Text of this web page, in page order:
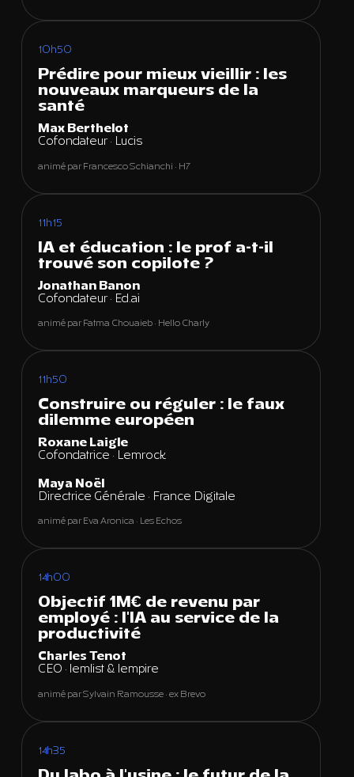
10h50
Prédire pour mieux vieillir : les
nouveaux marqueurs de la
santé
Max Berthelot
Cofondateur · Lucis
animé par Francesco Schianchi · H7
11h15
IA et éducation : le prof a-t-il
trouvé son copilote ?
Jonathan Banon
Cofondateur · Ed.ai
animé par Fatma Chouaieb · Hello Charly
11h50
Construire ou réguler : le faux
dilemme européen
Roxane Laigle
Cofondatrice · Lemrock
Maya Noël
Directrice Générale · France Digitale
animé par Eva Aronica · Les Echos
14h00
Objectif 1M€ de revenu par
employé : l'IA au service de la
productivité
Charles Tenot
CEO · lemlist & lempire
animé par Sylvain Ramousse · ex Brevo
14h35